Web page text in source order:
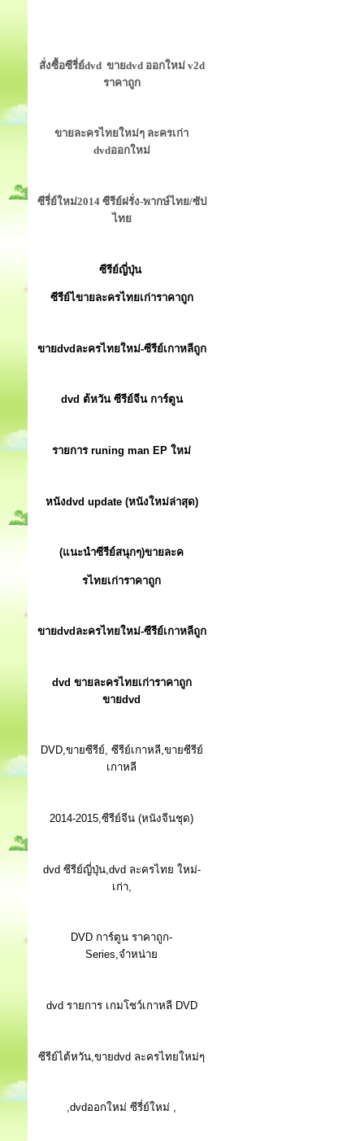
สั่งซื้อซีรี่ย์dvd ขายdvd ออกใหม่ v2d
ราคาถูก
ขายละครไทยใหม่ๆ ละครเก่า
dvdออกใหม่
ซีรี่ย์ใหม่2014 ซีรีย์ฝรั่ง-พากษ์ไทย/ซัป
ไทย
ซีรีย์ญี่ปุ่น
ซีรีย์ไขายละครไทยเก่าราคาถูก
ขายdvdละครไทยใหม่-ซีรีย์เกาหลีถูก
dvd ต้หวัน ซีรีย์จีน การ์ตูน
รายการ runing man EP ใหม่
หนังdvd update (หนังใหม่ล่าสุด)
(แนะนำซีรีย์สนุกๆ)ขายละค
รไทยเก่าราคาถูก
ขายdvdละครไทยใหม่-ซีรีย์เกาหลีถูก
dvd ขายละครไทยเก่าราคาถูก
ขายdvd
DVD,ขายซีรีย์, ซีรีย์เกาหลี,ขายซีรีย์
เกาหลี
2014-2015,ซีรีย์จีน (หนังจีนชุด)
dvd ซีรีย์ญี่ปุ่น,dvd ละครไทย ใหม่-
เก่า,
DVD การ์ตูน ราคาถูก-
Series,จำหน่าย
dvd รายการ เกมโชว์เกาหลี DVD
ซีรีย์ไต้หวัน,ขายdvd ละครไทยใหม่ๆ
,dvdออกใหม่ ซีรี่ย์ใหม่ ,